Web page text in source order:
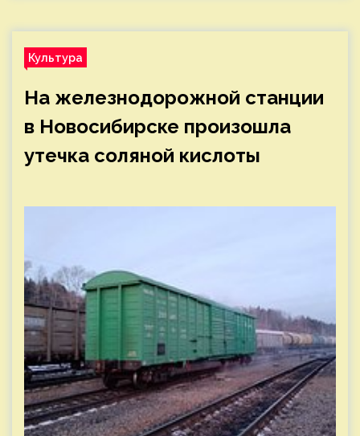
Культура
На железнодорожной станции
в Новосибирске произошла
утечка соляной кислоты